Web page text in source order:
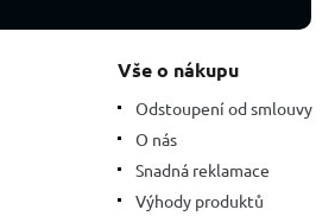
Vše o nákupu
Odstoupení od smlouvy
O nás
Snadná reklamace
Výhody produktů